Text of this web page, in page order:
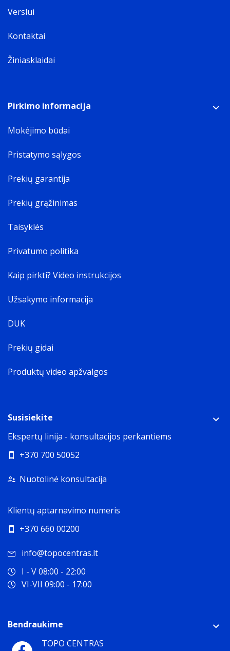
Verslui
Kontaktai
Žiniasklaidai
Pirkimo informacija
Mokėjimo būdai
Pristatymo sąlygos
Prekių garantija
Prekių grąžinimas
Taisyklės
Privatumo politika
Kaip pirkti? Video instrukcijos
Užsakymo informacija
DUK
Prekių gidai
Produktų video apžvalgos
Susisiekite
Ekspertų linija - konsultacijos perkantiems
+370 700 50052
Nuotolinė konsultacija
Klientų aptarnavimo numeris
+370 660 00200
info@topocentras.lt
I - V 08:00 - 22:00
VI-VII 09:00 - 17:00
Bendraukime
TOPO CENTRAS